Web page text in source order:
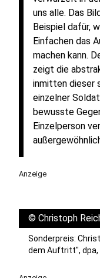
uns alle. Das
Beispiel dafür,
Einfachen das
machen kann.
zeigt die
inmitten dieser
einzelner
bewusste
Einzelperson
Anzeige
© Christoph
Sonderpreis:
dem Auftritt", dpa,